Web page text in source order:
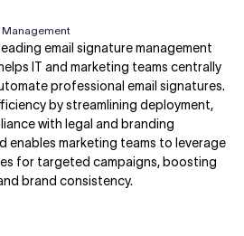
Management
email signature management
IT and marketing teams centrally
professional email signatures.
by streamlining deployment,
with legal and branding
enables marketing teams to leverage
for targeted campaigns, boosting
brand consistency.